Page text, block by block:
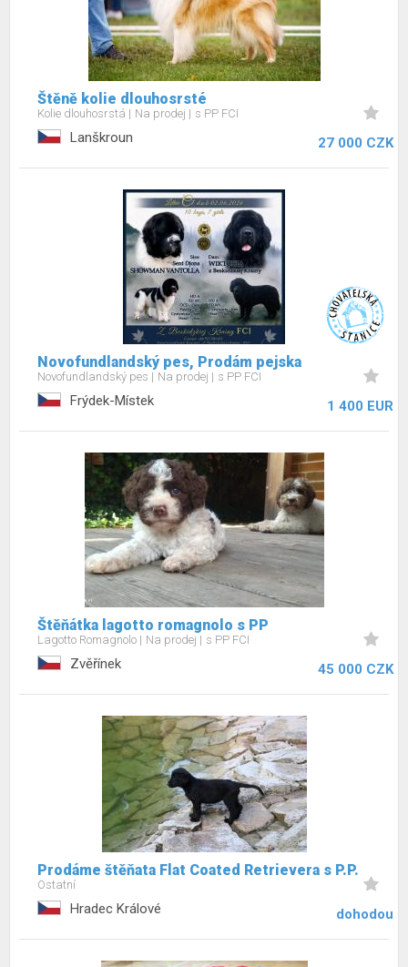
Štěně kolie dlouhosrsté
Kolie dlouhosrstá Na prodej s PP FCI
Lanškroun 27 000 CZK
Novofundlandský pes, Prodám pejska
Novofundlandský pes Na prodej s PP FCI
Frýdek-Místek 1 400 EUR
Štěňátka lagotto romagnolo s PP
Lagotto Romagnolo Na prodej s PP FCI
Zvěřínek 45 000 CZK
Prodáme štěňata Flat Coated Retrievera s P.P.
Ostatní
Hradec Králové dohodou